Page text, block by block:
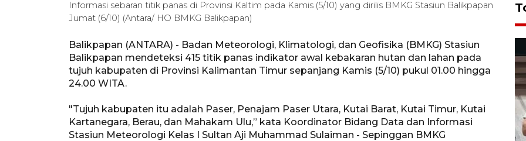
Informasi sebaran titik panas di Provinsi Kaltim pada Kamis (5/10) yang dirilis BMKG Stasiun Balikpapan
Jumat (6/10) (Antara/ HO BMKG Balikpapan)
Balikpapan (ANTARA) - Badan Meteorologi, Klimatologi, dan Geofisika (BMKG) Stasiun
Balikpapan mendeteksi 415 titik panas indikator awal kebakaran hutan dan lahan pada
tujuh kabupaten di Provinsi Kalimantan Timur sepanjang Kamis (5/10) pukul 01.00 hingga
24.00 WITA.
"Tujuh kabupaten itu adalah Paser, Penajam Paser Utara, Kutai Barat, Kutai Timur, Kutai
Kartanegara, Berau, dan Mahakam Ulu,” kata Koordinator Bidang Data dan Informasi
Stasiun Meteorologi Kelas I Sultan Aji Muhammad Sulaiman - Sepinggan BMKG